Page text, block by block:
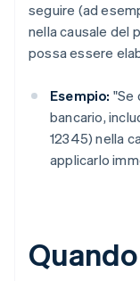
seguire (ad
nella causale del
possa essere
Esempio: "Se
bancario,
12345) nella
applicarlo